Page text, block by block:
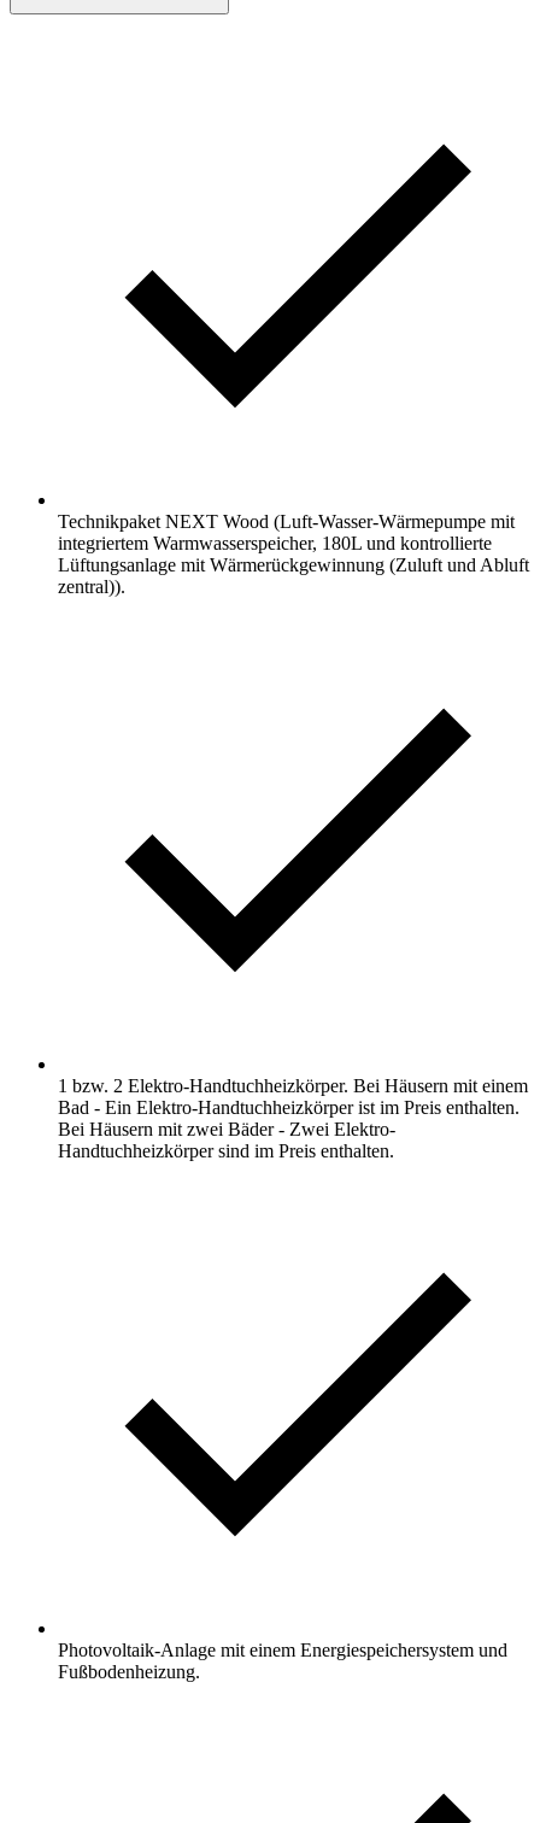
Technikpaket NEXT Wood (Luft-Wasser-Wärmepumpe mit
integriertem Warmwasserspeicher, 180L und kontrollierte
Lüftungsanlage mit Wärmerückgewinnung (Zuluft und Abluft
zentral)).
1 bzw. 2 Elektro-Handtuchheizkörper. Bei Häusern mit einem
Bad - Ein Elektro-Handtuchheizkörper ist im Preis enthalten.
Bei Häusern mit zwei Bäder - Zwei Elektro-
Handtuchheizkörper sind im Preis enthalten.
Photovoltaik-Anlage mit einem Energiespeichersystem und
Fußbodenheizung.